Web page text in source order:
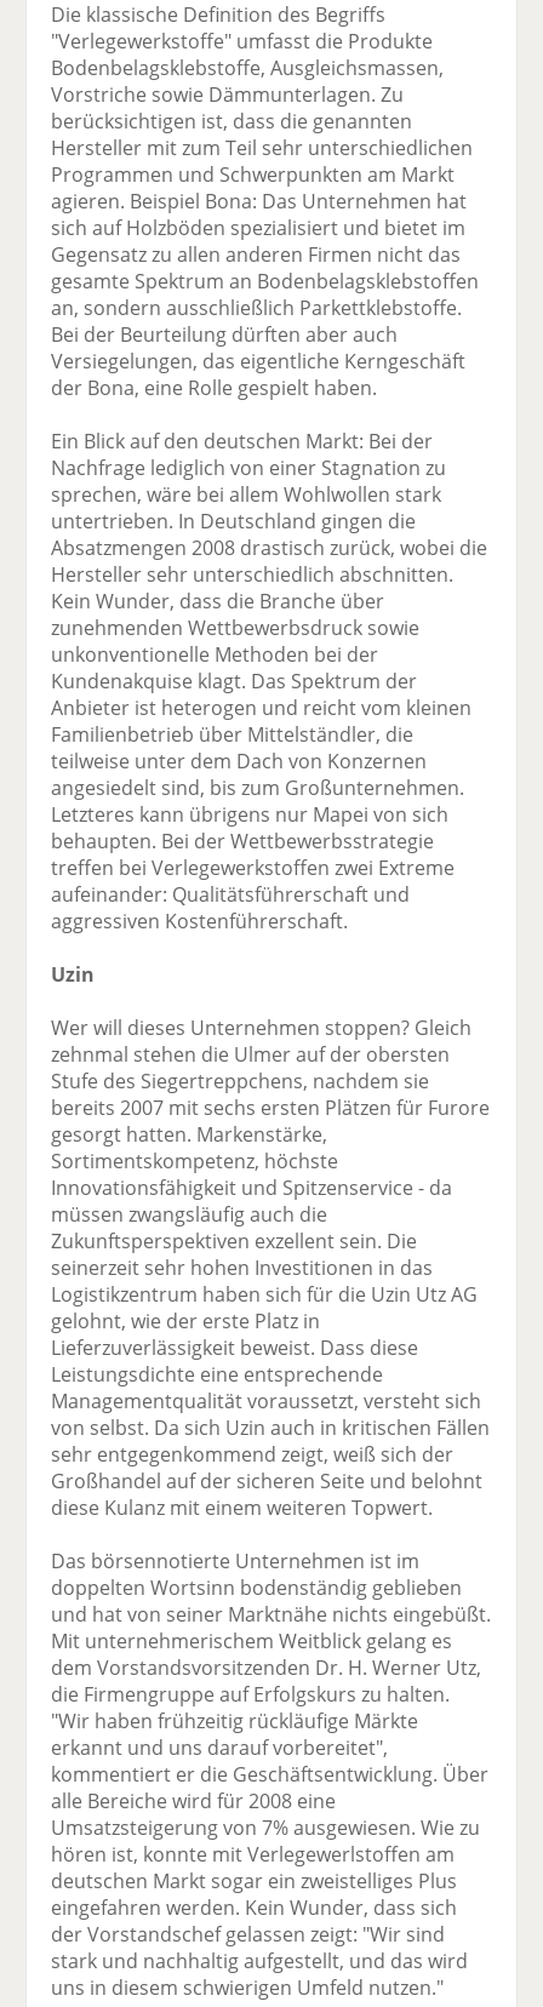
Die klassische Definition des Begriffs
"Verlegewerkstoffe" umfasst die Produkte
Bodenbelagsklebstoffe, Ausgleichsmassen,
Vorstriche sowie Dämmunterlagen. Zu
berücksichtigen ist, dass die genannten
Hersteller mit zum Teil sehr unterschiedlichen
Programmen und Schwerpunkten am Markt
agieren. Beispiel Bona: Das Unternehmen hat
sich auf Holzböden spezialisiert und bietet im
Gegensatz zu allen anderen Firmen nicht das
gesamte Spektrum an Bodenbelagsklebstoffen
an, sondern ausschließlich Parkettklebstoffe.
Bei der Beurteilung dürften aber auch
Versiegelungen, das eigentliche Kerngeschäft
der Bona, eine Rolle gespielt haben.
Ein Blick auf den deutschen Markt: Bei der
Nachfrage lediglich von einer Stagnation zu
sprechen, wäre bei allem Wohlwollen stark
untertrieben. In Deutschland gingen die
Absatzmengen 2008 drastisch zurück, wobei die
Hersteller sehr unterschiedlich abschnitten.
Kein Wunder, dass die Branche über
zunehmenden Wettbewerbsdruck sowie
unkonventionelle Methoden bei der
Kundenakquise klagt. Das Spektrum der
Anbieter ist heterogen und reicht vom kleinen
Familienbetrieb über Mittelständler, die
teilweise unter dem Dach von Konzernen
angesiedelt sind, bis zum Großunternehmen.
Letzteres kann übrigens nur Mapei von sich
behaupten. Bei der Wettbewerbsstrategie
treffen bei Verlegewerkstoffen zwei Extreme
aufeinander: Qualitätsführerschaft und
aggressiven Kostenführerschaft.
Uzin
Wer will dieses Unternehmen stoppen? Gleich
zehnmal stehen die Ulmer auf der obersten
Stufe des Siegertreppchens, nachdem sie
bereits 2007 mit sechs ersten Plätzen für Furore
gesorgt hatten. Markenstärke,
Sortimentskompetenz, höchste
Innovationsfähigkeit und Spitzenservice - da
müssen zwangsläufig auch die
Zukunftsperspektiven exzellent sein. Die
seinerzeit sehr hohen Investitionen in das
Logistikzentrum haben sich für die Uzin Utz AG
gelohnt, wie der erste Platz in
Lieferzuverlässigkeit beweist. Dass diese
Leistungsdichte eine entsprechende
Managementqualität voraussetzt, versteht sich
von selbst. Da sich Uzin auch in kritischen Fällen
sehr entgegenkommend zeigt, weiß sich der
Großhandel auf der sicheren Seite und belohnt
diese Kulanz mit einem weiteren Topwert.
Das börsennotierte Unternehmen ist im
doppelten Wortsinn bodenständig geblieben
und hat von seiner Marktnähe nichts eingebüßt.
Mit unternehmerischem Weitblick gelang es
dem Vorstandsvorsitzenden Dr. H. Werner Utz,
die Firmengruppe auf Erfolgskurs zu halten.
"Wir haben frühzeitig rückläufige Märkte
erkannt und uns darauf vorbereitet",
kommentiert er die Geschäftsentwicklung. Über
alle Bereiche wird für 2008 eine
Umsatzsteigerung von 7% ausgewiesen. Wie zu
hören ist, konnte mit Verlegewerlstoffen am
deutschen Markt sogar ein zweistelliges Plus
eingefahren werden. Kein Wunder, dass sich
der Vorstandschef gelassen zeigt: "Wir sind
stark und nachhaltig aufgestellt, und das wird
uns in diesem schwierigen Umfeld nutzen."